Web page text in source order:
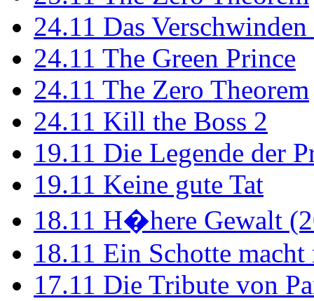
24.11 Das
24.11 The Green Prince
24.11 The Zero Theorem
24.11 Kill the Boss 2
19.11 Die Legende der
19.11 Keine gute Tat
18.11 H�here Gewalt
18.11 Ein Schotte
17.11 Die Tribute von